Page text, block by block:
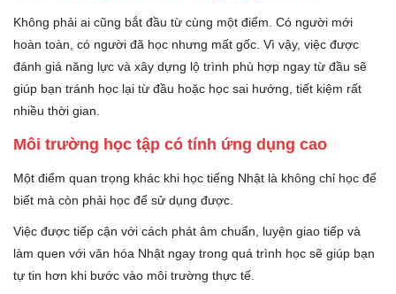
Không phải ai cũng bắt đầu từ cùng một điểm. Có người mới
hoàn toàn, có người đã học nhưng mất gốc. Vì vậy, việc được
đánh giá năng lực và xây dựng lộ trình phù hợp ngay từ đầu sẽ
giúp bạn tránh học lại từ đầu hoặc học sai hướng, tiết kiệm rất
nhiều thời gian.
Môi trường học tập có tính ứng dụng cao
Một điểm quan trọng khác khi học tiếng Nhật là không chỉ học để
biết mà còn phải học để sử dụng được.
Việc được tiếp cận với cách phát âm chuẩn, luyện giao tiếp và
làm quen với văn hóa Nhật ngay trong quá trình học sẽ giúp bạn
tự tin hơn khi bước vào môi trường thực tế.